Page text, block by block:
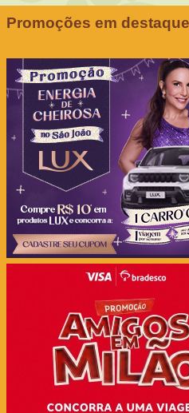
Promoções em destaque